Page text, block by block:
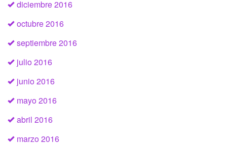
diciembre 2016
octubre 2016
septiembre 2016
julio 2016
junio 2016
mayo 2016
abril 2016
marzo 2016